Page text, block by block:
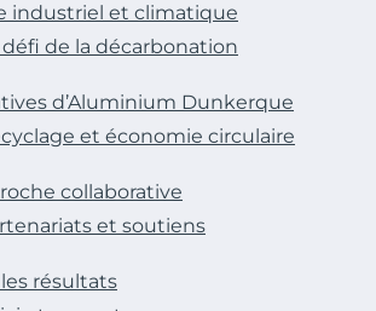
industriel et climatique
défi de la décarbonation
d’Aluminium Dunkerque
et économie circulaire
collaborative
et soutiens
résultats